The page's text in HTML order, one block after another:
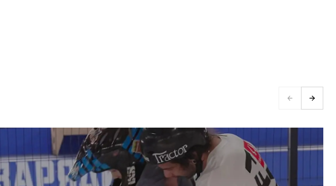
указанный email был выслан
подтверждения